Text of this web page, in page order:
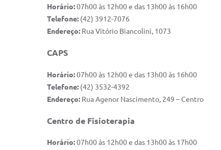
Horário:07h00 às 12h00 e das 13h00 às 16h00
Telefone: (42) 3912-7076
Endereço: Rua Vitório Biancolini, 1073
CAPS
Horário:07h00 às 12h00 e das 13h00 às 16h00
Telefone: (42) 3532-4392
Endereço: Rua Agenor Nascimento, 249 – Centro
Centro de Fisioterapia
Horário:07h00 às 12h00 e das 13h00 às 17h00